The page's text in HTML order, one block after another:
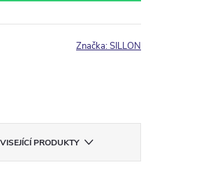
Značka:SILLON
PRODUKTY